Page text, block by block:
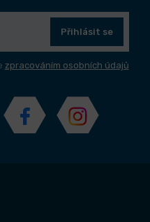
Přihlásit se
zpracováním osobních údajů